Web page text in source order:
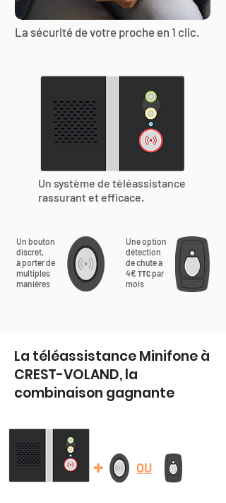
La sécurité de votre proche en 1 clic.
Un système de téléassistance
rassurant et efficace.
Un bouton
discret,
à porter de
multiples
manières
Une option
détection
de chute à
4€ TTC par
mois
La téléassistance Minifone à
CREST-VOLAND, la
combinaison gagnante
+ OU